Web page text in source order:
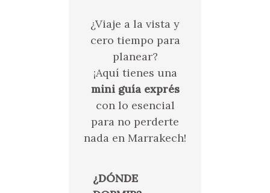
¿Viaje a la vista y
cero tiempo para
planear?
¡Aquí tienes una
mini guía exprés
con lo esencial
para no perderte
nada en Marrakech!
¿DÓNDE